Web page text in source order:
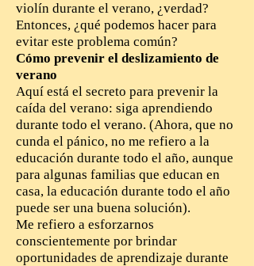
violín durante el verano, ¿verdad?
Entonces, ¿qué podemos hacer para
evitar este problema común?
Cómo prevenir el deslizamiento de
verano
Aquí está el secreto para prevenir la
caída del verano: siga aprendiendo
durante todo el verano. (Ahora, que no
cunda el pánico, no me refiero a la
educación durante todo el año, aunque
para algunas familias que educan en
casa, la educación durante todo el año
puede ser una buena solución).
Me refiero a esforzarnos
conscientemente por brindar
oportunidades de aprendizaje durante